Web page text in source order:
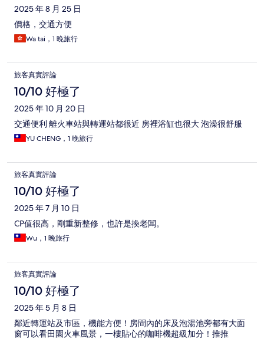
2025 年 8 月 25 日
價格，交通方便
Wa tai，1 晚旅行
旅客真實評論
10/10 好極了
2025 年 10 月 20 日
交通便利 離火車站與轉運站都很近 房裡浴缸也很大 泡澡很舒服
YU CHENG，1 晚旅行
旅客真實評論
10/10 好極了
2025 年 7 月 10 日
CP值很高，剛重新整修，也許是換老闆。
Wu，1 晚旅行
旅客真實評論
10/10 好極了
2025 年 5 月 8 日
鄰近轉運站及市區，機能方便！房間內的床及泡湯池旁都有大面
窗可以看田園火車風景，一樓貼心的咖啡機超級加分！推推